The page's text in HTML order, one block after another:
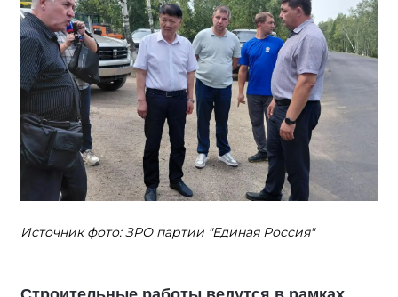
Источник фото: ЗРО партии "Единая Россия"